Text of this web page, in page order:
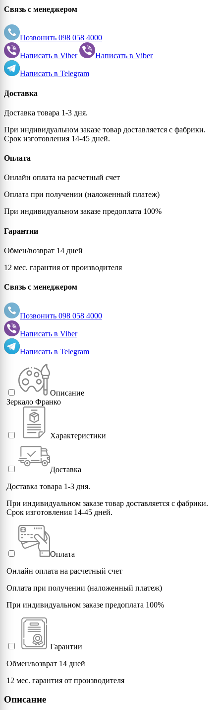
Связь с менеджером
Позвонить 098 058 4000
Написать в Viber Написать в Viber
Написать в Telegram
Доставка
Доставка товара 1-3 дня.
При индивидуальном заказе товар доставляется с фабрики.
Срок изготовления 14-45 дней.
Оплата
Онлайн оплата на расчетный счет
Оплата при получении (наложенный платеж)
При индивидуальном заказе предоплата 100%
Гарантии
Обмен/возврат 14 дней
12 мес. гарантия от производителя
Связь с менеджером
Позвонить 098 058 4000
Написать в Viber
Написать в Telegram
Описание
Зеркало Франко
Характеристики
Доставка
Доставка товара 1-3 дня.
При индивидуальном заказе товар доставляется с фабрики.
Срок изготовления 14-45 дней.
Оплата
Онлайн оплата на расчетный счет
Оплата при получении (наложенный платеж)
При индивидуальном заказе предоплата 100%
Гарантии
Обмен/возврат 14 дней
12 мес. гарантия от производителя
Описание